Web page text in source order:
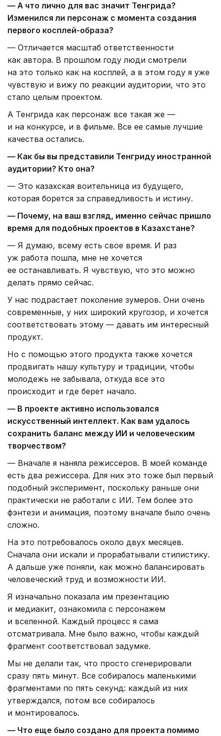
— А что лично для вас значит Тенгрида?
Изменился ли персонаж с момента создания
первого косплей-образа?
— Отличается масштаб ответственности
как автора. В прошлом году люди смотрели
на это только как на косплей, а в этом году я уже
чувствую и вижу по реакции аудитории, что это
стало целым проектом.
А Тенгрида как персонаж все такая же —
и на конкурсе, и в фильме. Все ее самые лучшие
качества остались.
— Как бы вы представили Тенгриду иностранной
аудитории? Кто она?
— Это казахская воительница из будущего,
которая борется за справедливость и истину.
— Почему, на ваш взгляд, именно сейчас пришло
время для подобных проектов в Казахстане?
— Я думаю, всему есть свое время. И раз
уж работа пошла, мне не хочется
ее останавливать. Я чувствую, что это можно
делать прямо сейчас.
У нас подрастает поколение зумеров. Они очень
современные, у них широкий кругозор, и хочется
соответствовать этому — давать им интересный
продукт.
Но с помощью этого продукта также хочется
продвигать нашу культуру и традиции, чтобы
молодежь не забывала, откуда все это
происходит и где берет начало.
— В проекте активно использовался
искусственный интеллект. Как вам удалось
сохранить баланс между ИИ и человеческим
творчеством?
— Вначале я наняла режиссеров. В моей команде
есть два режиссера. Для них это тоже был первый
подобный эксперимент, поскольку раньше они
практически не работали с ИИ. Тем более это
фэнтези и анимация, поэтому вначале было очень
сложно.
На это потребовалось около двух месяцев.
Сначала они искали и прорабатывали стилистику.
А дальше уже поняли, как можно балансировать
человеческий труд и возможности ИИ.
Я изначально показала им презентацию
и медиакит, ознакомила с персонажем
и вселенной. Каждый процесс я сама
отсматривала. Мне было важно, чтобы каждый
фрагмент соответствовал задумке.
Мы не делали так, что просто сгенерировали
сразу пять минут. Все собиралось маленькими
фрагментами по пять секунд: каждый из них
утверждался, потом все собиралось
и монтировалось.
— Что еще было создано для проекта помимо